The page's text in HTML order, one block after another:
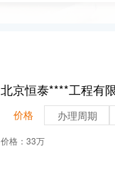
北京恒泰****工程有
价格 办理周期
价格：33万